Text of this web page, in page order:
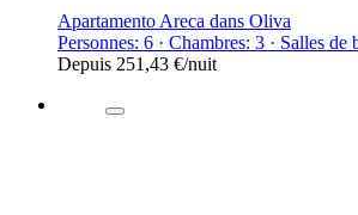
Apartamento Areca dans Oliva
Personnes: 6 · Chambres: 3 · Salles de
Depuis 251,43 €/nuit